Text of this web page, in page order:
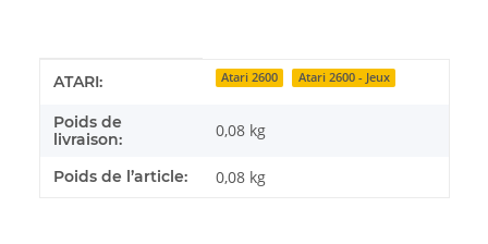
Détails de l'article
Valeur
ATARI: Atari 2600 Atari 2600 - Jeux
Poids de
livraison:
0,08 kg
Poids de l’article: 0,08 kg